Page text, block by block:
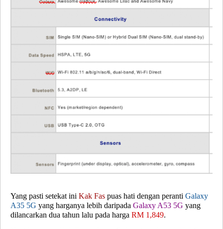
Yang pasti setekat ini Kak Fas puas hati dengan peranti Galaxy
A35 5G yang harganya lebih daripada Galaxy A53 5G yang
dilancarkan dua tahun lalu pada harga RM 1,849.